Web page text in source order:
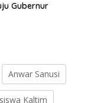
Gubernur
Anwar Sanusi
Kaltim